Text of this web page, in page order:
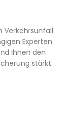
Verkehrsunfall
Experten
Ihnen den
stärkt.